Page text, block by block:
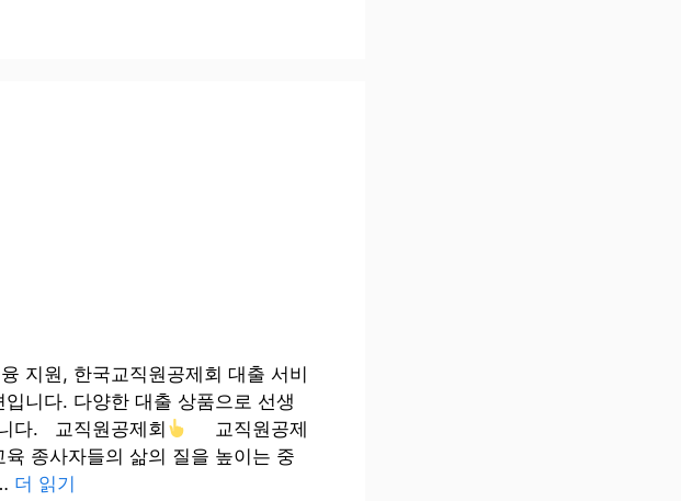
지원, 한국교직원공제회 대출 서비
니다. 다양한 대출 상품으로 선생
다. 교직원공제회
교직원공제
종사자들의 삶의 질을 높이는 중
더 읽기